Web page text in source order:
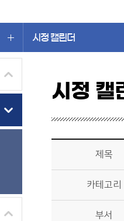
시정 캘린더
시정 캘
시정소식>시정 캘린더 상세보기 - 제목, 카테고리, 부서, 작성자, 내용, 시작일, 종료일 제공
제목
카테고리
부서